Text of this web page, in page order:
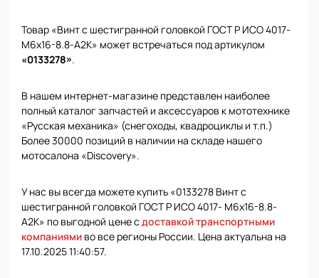
Товар «Винт с шестигранной головкой ГОСТ Р ИСО 4017-
М6х16-8.8-А2К» может встречаться под артикулом
«0133278».
В нашем интернет-магазине представлен наиболее
полный каталог запчастей и аксессуаров к мототехнике
«Русская механика» (снегоходы, квадроциклы и т.п.)
Более 30000 позиций в наличии на складе нашего
мотосалона «Discovery».
У нас вы всегда можете купить «0133278 Винт с
шестигранной головкой ГОСТ Р ИСО 4017- М6х16-8.8-
А2К» по выгодной цене с доставкой транспортными
компаниями во все регионы России. Цена актуальна на
17.10.2025 11:40:57.